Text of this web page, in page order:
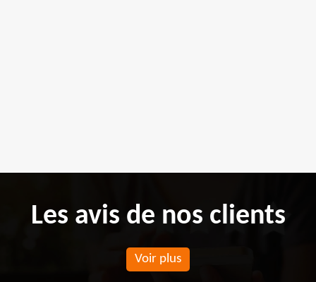
Les avis de nos clients
Voir plus